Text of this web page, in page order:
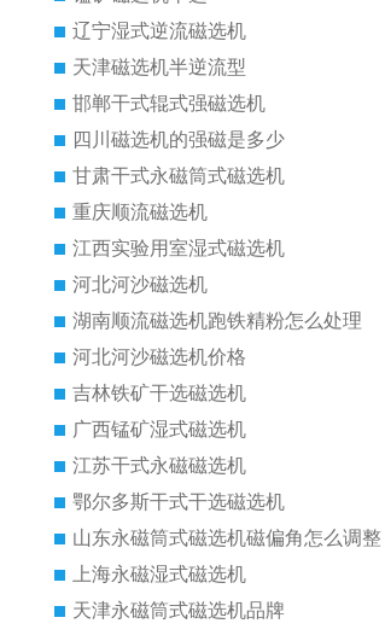
辽宁湿式逆流磁选机
天津磁选机半逆流型
邯郸干式辊式强磁选机
四川磁选机的强磁是多少
甘肃干式永磁筒式磁选机
重庆顺流磁选机
江西实验用室湿式磁选机
河北河沙磁选机
湖南顺流磁选机跑铁精粉怎么处理
河北河沙磁选机价格
吉林铁矿干选磁选机
广西锰矿湿式磁选机
江苏干式永磁磁选机
鄂尔多斯干式干选磁选机
山东永磁筒式磁选机磁偏角怎么调整
上海永磁湿式磁选机
天津永磁筒式磁选机品牌